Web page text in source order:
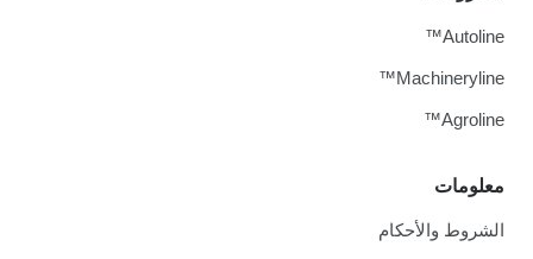
معلومات
الشروط والأحكام
Autoline™
Machineryline™
Agroline™